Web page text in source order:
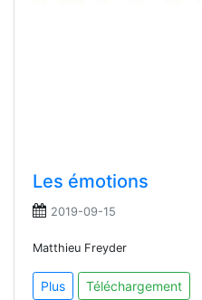
Les émotions
2019-09-15
Matthieu Freyder
Plus Téléchargement